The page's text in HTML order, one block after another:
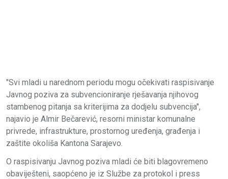
"Svi mladi u narednom periodu mogu očekivati raspisivanje
Javnog poziva za subvencioniranje rješavanja njihovog
stambenog pitanja sa kriterijima za dodjelu subvencija",
najavio je Almir Bečarević, resorni ministar komunalne
privrede, infrastrukture, prostornog uređenja, građenja i
zaštite okoliša Kantona Sarajevo.
O raspisivanju Javnog poziva mladi će biti blagovremeno
obaviješteni, saopćeno je iz Službe za protokol i press